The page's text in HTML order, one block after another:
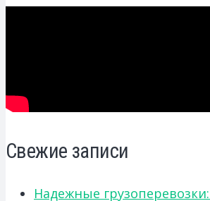
Свежие записи
Надежные